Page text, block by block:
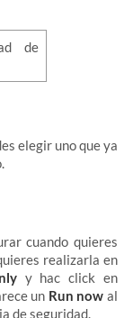
elegir uno que ya
cuando quieres
realizarla en
y hac click en
un Run now al
de seguridad.